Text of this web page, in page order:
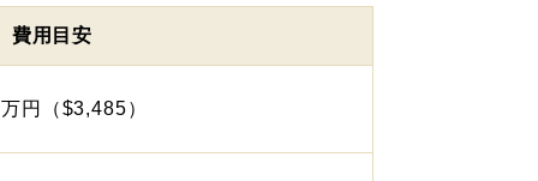
費用目安
円（$3,485）